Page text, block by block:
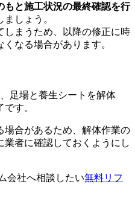
もと施工状況の最終確認を行
しょう。
しまうため、以降の修正に時
なる場合があります。
足場と養生シートを解体
す。
場合があるため、解体作業の
者に確認しておくようにし
会社へ相談したい無料リフ